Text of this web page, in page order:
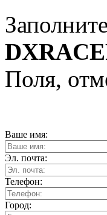
Поля,
Ваше имя:
Эл. почта:
Телефон:
Город: